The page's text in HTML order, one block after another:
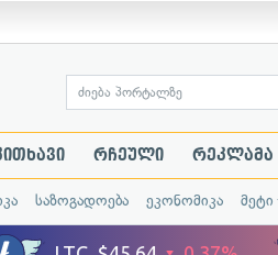
რჩეული რეკლამა
საზოგადოება ეკონომიკა მეტი